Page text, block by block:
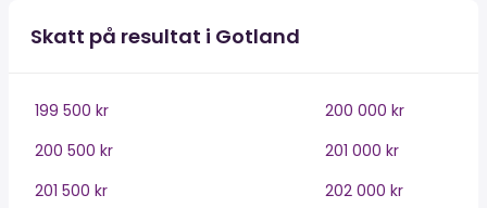
Skatt på resultat i Gotland
199 500 kr
200 000 kr
200 500 kr
201 000 kr
201 500 kr
202 000 kr